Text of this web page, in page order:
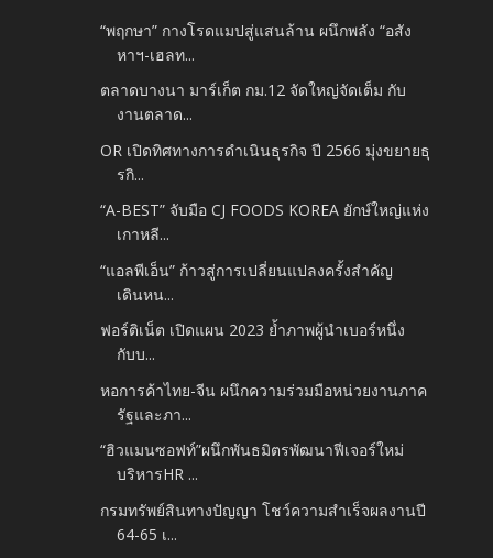
“พฤกษา” กางโรดแมปสู่แสนล้าน ผนึกพลัง “อสัง
หาฯ-เฮลท...
ตลาดบางนา มาร์เก็ต กม.12 จัดใหญ่จัดเต็ม กับ
งานตลาด...
OR เปิดทิศทางการดำเนินธุรกิจ ปี 2566 มุ่งขยายธุ
รกิ...
“A-BEST” จับมือ CJ FOODS KOREA ยักษ์ใหญ่แห่ง
เกาหลี...
“แอลพีเอ็น” ก้าวสู่การเปลี่ยนแปลงครั้งสำคัญ
เดินหน...
ฟอร์ติเน็ต เปิดแผน 2023 ย้ำภาพผู้นำเบอร์หนึ่ง
กับบ...
หอการค้าไทย-จีน ผนึกความร่วมมือหน่วยงานภาค
รัฐและภา...
“ฮิวแมนซอฟท์”ผนึกพันธมิตรพัฒนาฟีเจอร์ใหม่
บริหารHR ...
กรมทรัพย์สินทางปัญญา โชว์ความสำเร็จผลงานปี
64-65 เ...